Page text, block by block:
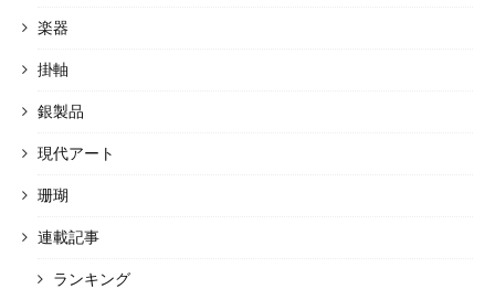
楽器
掛軸
銀製品
現代アート
珊瑚
連載記事
ランキング